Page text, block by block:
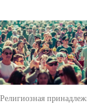
Религиозная принадлежность ЦБС также